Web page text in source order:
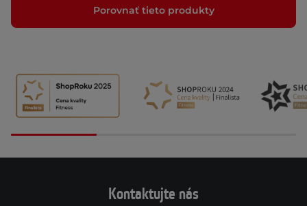
Porovnať tieto produkty
Kontaktujte nás